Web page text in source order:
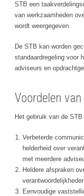
STB een
van werkzaamheden
wordt weergegeven.
De STB kan worden
standaardregeling voor
adviseurs en
Voordelen van
Het gebruik van de
Verbeterde
helderheid over
met meerdere
Heldere afspraken
Eenvoudige